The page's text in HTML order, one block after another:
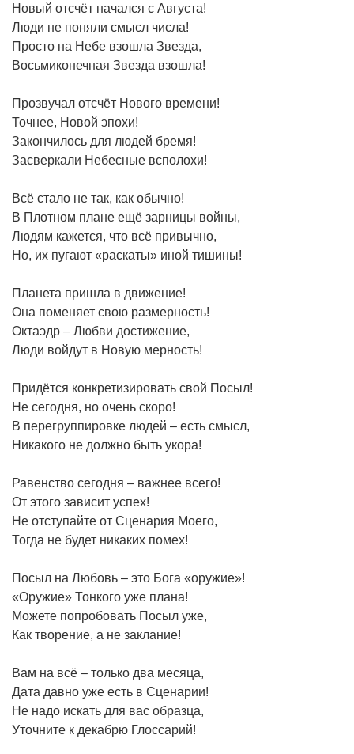
Новый отсчёт начался с Августа!
Люди не поняли смысл числа!
Просто на Небе взошла Звезда,
Восьмиконечная Звезда взошла!
Прозвучал отсчёт Нового времени!
Точнее, Новой эпохи!
Закончилось для людей бремя!
Засверкали Небесные всполохи!
Всё стало не так, как обычно!
В Плотном плане ещё зарницы войны,
Людям кажется, что всё привычно,
Но, их пугают «раскаты» иной тишины!
Планета пришла в движение!
Она поменяет свою размерность!
Октаэдр – Любви достижение,
Люди войдут в Новую мерность!
Придётся конкретизировать свой Посыл!
Не сегодня, но очень скоро!
В перегруппировке людей – есть смысл,
Никакого не должно быть укора!
Равенство сегодня – важнее всего!
От этого зависит успех!
Не отступайте от Сценария Моего,
Тогда не будет никаких помех!
Посыл на Любовь – это Бога «оружие»!
«Оружие» Тонкого уже плана!
Можете попробовать Посыл уже,
Как творение, а не заклание!
Вам на всё – только два месяца,
Дата давно уже есть в Сценарии!
Не надо искать для вас образца,
Уточните к декабрю Глоссарий!